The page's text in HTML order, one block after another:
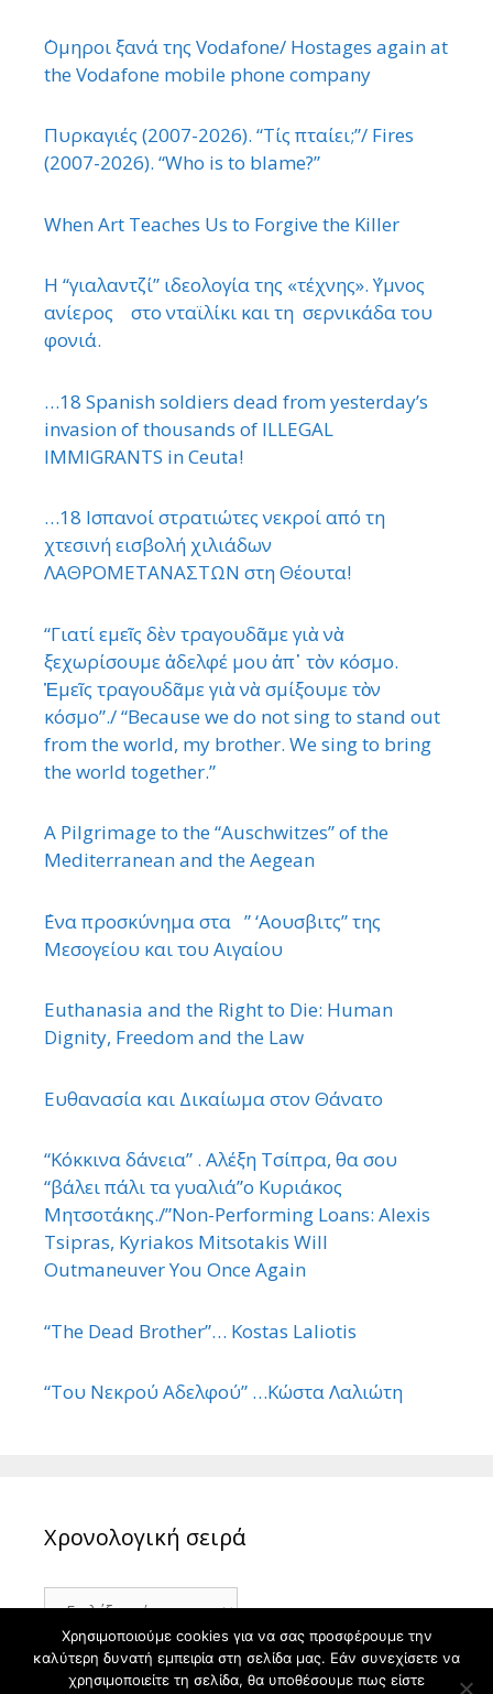
΄Ομηροι ξανά της Vodafone/ Hostages again at
the Vodafone mobile phone company
Πυρκαγιές (2007-2026). “Τίς πταίει;”/ Fires
(2007-2026). “Who is to blame?”
When Art Teaches Us to Forgive the Killer
Η “γιαλαντζί” ιδεολογία της «τέχνης». ΄Υμνος
ανίερος στο νταϊλίκι και τη σερνικάδα του
φονιά.
…18 Spanish soldiers dead from yesterday’s
invasion of thousands of ILLEGAL
IMMIGRANTS in Ceuta!
…18 Ισπανοί στρατιώτες νεκροί από τη
χτεσινή εισβολή χιλιάδων
ΛΑΘΡΟΜΕΤΑΝΑΣΤΩΝ στη Θέουτα!
“Γιατί εμεῖς δὲν τραγουδᾶμε γιὰ νὰ
ξεχωρίσουμε ἀδελφέ μου ἀπ᾿ τὸν κόσμο.
Ἐμεῖς τραγουδᾶμε γιὰ νὰ σμίξουμε τὸν
κόσμο”./ “Because we do not sing to stand out
from the world, my brother. We sing to bring
the world together.”
A Pilgrimage to the “Auschwitzes” of the
Mediterranean and the Aegean
΄Ενα προσκύνημα στα ” ‘Αουσβιτς” της
Μεσογείου και του Αιγαίου
Euthanasia and the Right to Die: Human
Dignity, Freedom and the Law
Ευθανασία και Δικαίωμα στον Θάνατο
“Κόκκινα δάνεια” . Αλέξη Τσίπρα, θα σου
“βάλει πάλι τα γυαλιά”ο Κυριάκος
Μητσοτάκης./”Non-Performing Loans: Alexis
Tsipras, Kyriakos Mitsotakis Will
Outmaneuver You Once Again
“The Dead Brother”… Kostas Laliotis
“Του Νεκρού Αδελφού” …Κώστα Λαλιώτη
Χρονολογική σειρά
Χρονολογική
σειρά
Χρησιμοποιούμε cookies για να σας προσφέρουμε την
καλύτερη δυνατή εμπειρία στη σελίδα μας. Εάν συνεχίσετε να
χρησιμοποιείτε τη σελίδα, θα υποθέσουμε πως είστε